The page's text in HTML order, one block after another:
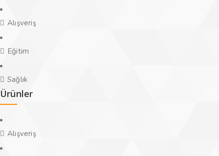
Alışveriş
Eğitim
Sağlık
Ürünler
Alışveriş